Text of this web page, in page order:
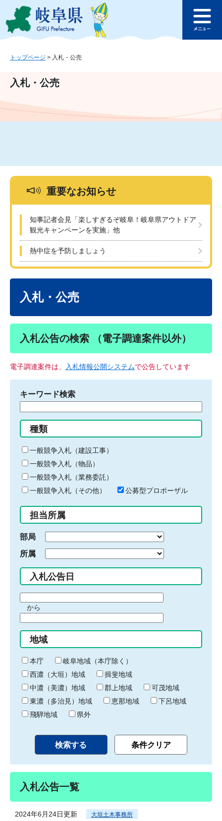
ジ
ュ
文
このページの本文へ
ュ
トップページ > 入札・公売
入札・公売
重要なお知らせ
知事記者会見「楽しすぎるぞ岐阜！岐阜県アウトドア
観光キャンペーンを実施」他
熱中症を予防しましょう
入札・公売
入札公告の検索 （電子調達案件以外）
電子調達案件は、 入札情報公開システムで公告しています
キーワード検索
る
キ
ー
ワ
ー
ド
入
力
種類
一般競争入札（建設工事）
一般競争入札（物品）
一般競争入札（業務委託）
一般競争入札（その他）
公募型プロポーザル
担当所属
部局
所属
入札公告日
間
始
り
から
間
終
わ
り
地域
本庁
岐阜地域（本庁除く）
西濃（大垣）地域
揖斐地域
中濃（美濃）地域
郡上地域
可茂地域
東濃（多治見）地域
恵那地域
下呂地域
飛騨地域
県外
入札公告一覧
2024年6月24日更新 大垣土木事務所